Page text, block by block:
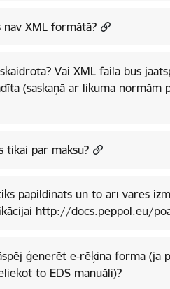
XML formātā?
vairāk
(saskaņā ar likuma normām
tikai par maksu?
papildināts un to arī varēs
http://docs.peppol.eu/
ģenerēt e-rēķina forma (ja
to EDS manuāli)?